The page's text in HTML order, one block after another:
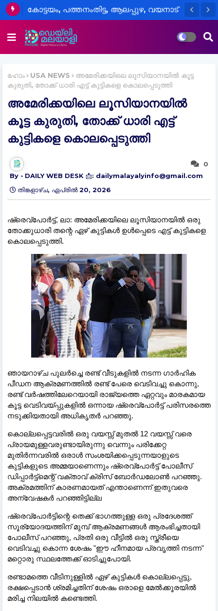
കോട്ടയം, പത്തനംതിട്ട, ആലപ്പുഴ, വയനാട്
സ്ഥാപനങ്ങൾക്ക് നാളെ അവധി
ഹോം USA NEWS
അമേരിക്കയിലെ ലൂസിയാനയിൽ കൂട്ട
കുരുതി, തോക്ക് ധാരി എട്ട് കുട്ടികളെ കൊലപ്പെടുത്തി
അമേരിക്കയിലെ ലൂസിയാനയിൽ
കൂട്ട കുരുതി, തോക്ക് ധാരി എട്ട്
കുട്ടികളെ കൊലപ്പെടുത്തി
0
DAILY WEB DESK 📩: dailymalayalyinfo@gmail.com
തിങ്കളാഴ്‌ച, ഏപ്രിൽ 20, 2026
ഷ്രെവ്‌പോർട്ട്, ലാ: അമേരിക്കയിലെ ലൂസിയാനയിൽ ഒരു
തോക്കുധാരി തന്റെ ഏഴ് കുട്ടികൾ ഉൾപ്പെടെ എട്ട് കുട്ടികളെ
കൊലപ്പെടുത്തി.
ഞായറാഴ്ച പുലർച്ചെ രണ്ട് വീടുകളിൽ നടന്ന ഗാർഹിക
പീഡന ആക്രമണത്തിൽ രണ്ട് പേരെ വെടിവച്ചു കൊന്നു,
രണ്ട് വർഷത്തിലേറെയായി രാജ്യത്തെ ഏറ്റവും മാരകമായ
കൂട്ട വെടിവയ്പ്പുകളിൽ ഒന്നായ ഷ്രെവ്‌പോർട്ട് പരിസരത്തെ
നടുക്കിയതായി അധികൃതർ പറഞ്ഞു.
കൊല്ലപ്പെട്ടവരിൽ ഒരു വയസ്സ് മുതൽ 12 വയസ്സ് വരെ
പ്രായമുള്ളവരുണ്ടായിരുന്നു വെന്നും പരിക്കേറ്റ
മുതിർന്നവരിൽ ഒരാൾ സംശയിക്കപ്പെടുന്നയാളുടെ
കുട്ടികളുടെ അമ്മയാണെന്നും ഷ്രെവ്‌പോർട്ട് പോലീസ്
ഡിപ്പാർട്ട്‌മെന്റ് വക്താവ് ക്രിസ് ബോർഡലോൺ പറഞ്ഞു.
അക്രമത്തിന് കാരണമായത് എന്താണെന്ന് ഇതുവരെ
അന്വേഷകർ പറഞ്ഞിട്ടില്ല
ഷ്രെവ്‌പോർട്ടിന്റെ തെക്ക് ഭാഗത്തുള്ള ഒരു പ്രദേശത്ത്
സൂര്യോദയത്തിന് മുമ്പ് ആക്രമണങ്ങൾ ആരംഭിച്ചതായി
പോലീസ് പറഞ്ഞു, പ്രതി ഒരു വീട്ടിൽ ഒരു സ്ത്രീയെ
വെടിവച്ചു കൊന്ന ശേഷം "ഈ ഹീനമായ പ്രവൃത്തി നടന്ന"
മറ്റൊരു സ്ഥലത്തേക്ക് ഓടിച്ചുപോയി.
രണ്ടാമത്തെ വീടിനുള്ളിൽ ഏഴ് കുട്ടികൾ കൊല്ലപ്പെട്ടു,
രക്ഷപ്പെടാൻ ശ്രമിച്ചതിന് ശേഷം ഒരാളെ മേൽക്കൂരയിൽ
മരിച്ച നിലയിൽ കണ്ടെത്തി.